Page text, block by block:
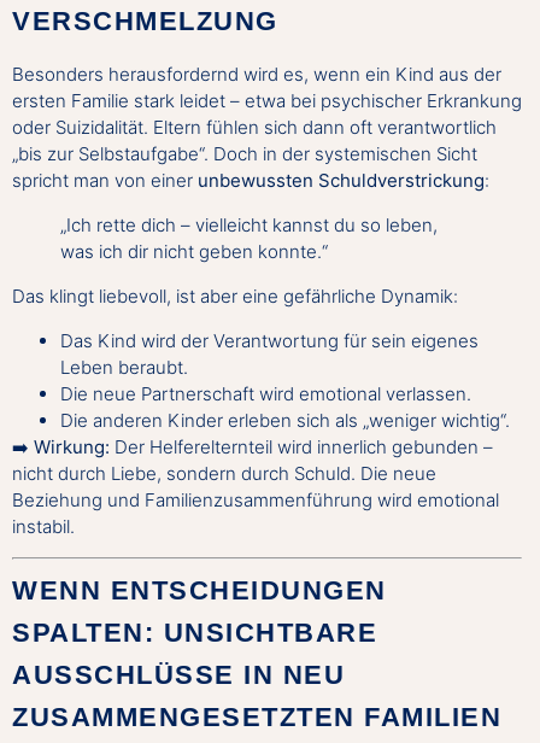
VERSCHMELZUNG
Besonders herausfordernd wird es, wenn ein Kind aus der
ersten Familie stark leidet – etwa bei psychischer Erkrankung
oder Suizidalität. Eltern fühlen sich dann oft verantwortlich
„bis zur Selbstaufgabe“. Doch in der systemischen Sicht
spricht man von einer unbewussten Schuldverstrickung:
„Ich rette dich – vielleicht kannst du so leben,
was ich dir nicht geben konnte.“
Das klingt liebevoll, ist aber eine gefährliche Dynamik:
Das Kind wird der Verantwortung für sein eigenes
Leben beraubt.
Die neue Partnerschaft wird emotional verlassen.
Die anderen Kinder erleben sich als „weniger wichtig“.
➡️ Wirkung: Der Helferelternteil wird innerlich gebunden –
nicht durch Liebe, sondern durch Schuld. Die neue
Beziehung und Familienzusammenführung wird emotional
instabil.
WENN ENTSCHEIDUNGEN
SPALTEN: UNSICHTBARE
AUSSCHLÜSSE IN NEU
ZUSAMMENGESETZTEN FAMILIEN